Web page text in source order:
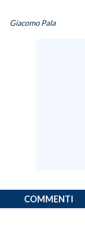
SPIAGGE
Giacomo Pala
COMMENTI